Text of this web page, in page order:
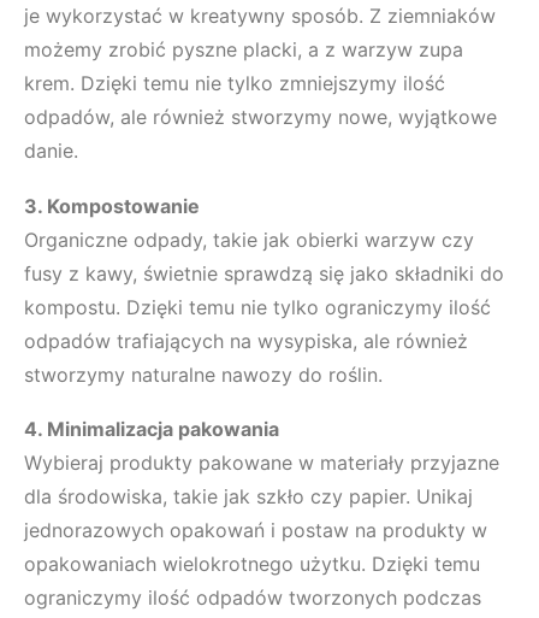
je wykorzystać w kreatywny sposób. Z ziemniaków
możemy zrobić pyszne placki, a z warzyw zupa
krem. Dzięki temu nie tylko zmniejszymy ilość
odpadów, ale również stworzymy nowe, wyjątkowe
danie.
3. Kompostowanie
Organiczne odpady, takie jak obierki warzyw czy
fusy z kawy, świetnie sprawdzą się jako składniki do
kompostu. Dzięki temu nie tylko ograniczymy ilość
odpadów trafiających na wysypiska, ale również
stworzymy naturalne nawozy do roślin.
4. Minimalizacja pakowania
Wybieraj produkty pakowane w materiały przyjazne
dla środowiska, takie jak szkło czy papier. Unikaj
jednorazowych opakowań i postaw na produkty w
opakowaniach wielokrotnego użytku. Dzięki temu
ograniczymy ilość odpadów tworzonych podczas